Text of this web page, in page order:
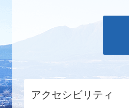
アクセシビリティ